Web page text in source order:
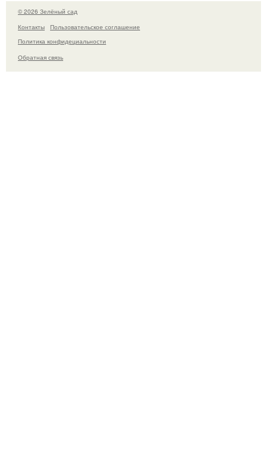
© 2026 Зелёный сад
Контакты
Пользовательское соглашение
Политика конфидециальности
Обратная связь